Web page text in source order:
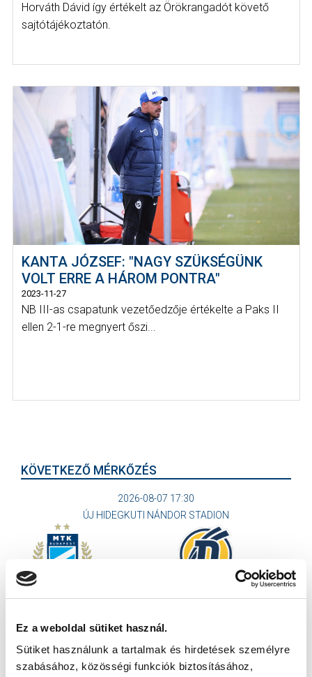
Ez a weboldal sütiket használ.
Sütiket használunk a tartalmak és hirdetések személyre
szabásához, közösségi funkciók biztosításához,
Horváth Dávid így értékelt az Örökrangadót követő
sajtótájékoztatón.
KANTA JÓZSEF: "NAGY SZÜKSÉGÜNK
VOLT ERRE A HÁROM PONTRA"
2023-11-27
NB III-as csapatunk vezetőedzője értékelte a Paks II
ellen 2-1-re megnyert őszi...
KÖVETKEZŐ MÉRKŐZÉS
2026-08-07 17:30
ÚJ HIDEGKUTI NÁNDOR STADION
MTK BUDAPEST PUSKÁS AKADÉMIA FC
Ne maradjon le egy eseményről sem! Iratkozzon fel ingyenes